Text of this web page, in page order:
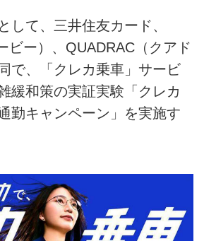
して、三井住友カード、
ビー）、QUADRAC（クアド
で、「クレカ乗車」サービ
緩和策の実証実験「クレカ
勤キャンペーン」を実施す